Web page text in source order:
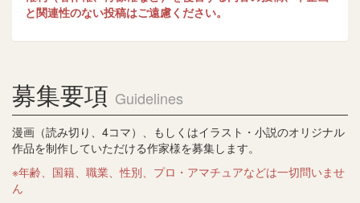
と関連性のない投稿はご遠慮ください。
募集要項 Guidelines
漫画（読み切り、4コマ）、もしくはイラスト・小説のオリジナル
作品を制作していただける作家様を募集します。
※年齢、国籍、職業、性別、プロ・アマチュアなどは一切問いませ
ん